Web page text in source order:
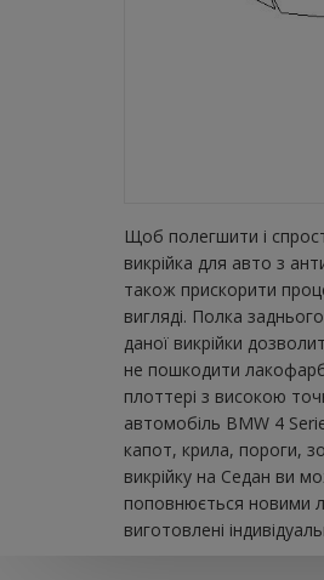
Щоб полегшити і
викрійка для авто з
також прискорити
вигляді. Полка
даної викрійки
не пошкодити
плоттері з високою
автомобіль BMW 4
капот, крила, пороги,
викрійку на Седан ви
поповнюється новими
виготовлені